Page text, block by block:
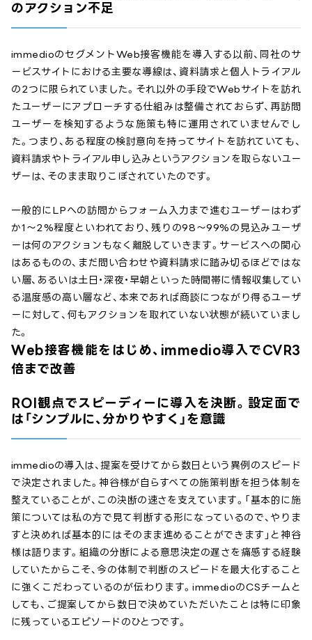
のアクション不足
immedioのセグメントWeb接客機能を導入する以前、同社のサ
ービスサイトにおける主要な導線は、資料請求と個人トライアル
の2つに限られていました。それ以外の手段でWebサイトを訪れ
たユーザーにアプローチする仕組みは整備されておらず、再訪問
ユーザーを検知するような施策も特に運用されていませんでし
た。つまり、ある程度の検討意向を持ってサイトを訪れていても、
資料請求やトライアル申し込みというアクションを取らないユー
ザーは、そのまま取りこぼされていたのです。
一般的にLPへの訪問からフォーム入力まで進むユーザーはわず
か1〜2%程度といわれており、残りの98〜99%の見込みユーザ
ーは何のアクションもなく離脱していきます。サービスへの関心
はあるものの、まだ問い合わせや資料請求に踏み切るほどではな
い層、あるいは土日・深夜・早朝といった時間帯に情報収集してい
る温度感の高い層など、本来であれば商談につながり得るユーザ
ーに対して、何もアクションを取れていない状態が続いていまし
た。
Web接客機能をはじめ、immedio導入でCVR3
倍まで改善
ROI観点でスピーディーに導入を決断。設定面で
は「シンプルに、分かりやすく」を意識
immedioの導入は、提案を受けてから数日という異例のスピード
で決定されました。神谷様が自らすべての施策判断を担う体制を
整えていることが、この決断の速さを支えています。「基本的に施
策については私の方で見て判断する形になっているので、やりま
すと決めれば基本的にはそのまま進めることができます」と神谷
様は語ります。組織の分断による意思決定の遅さを痛感する経験
していたからこそ、今の体制で判断のスピードを最大化すること
に強くこだわっているのが伝わります。immedioのCSチームと
しても、ご提案してから数日で決めていただいたことは特に印象
に残っているエピソードのひとつです。